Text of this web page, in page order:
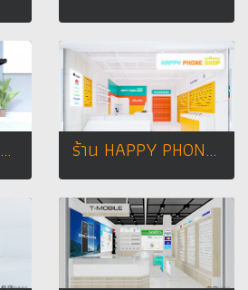
ออกแบบร้านจำหน่ายมือถือ ร้าน Call Center อ.เมือง จ. สุรินทร์ ร้าน HAPPY PHONE SHOP 2 สาขา เทสโก้ โลตัส อ.กุฉินารายณ์ จ.กาฬสินธุ์